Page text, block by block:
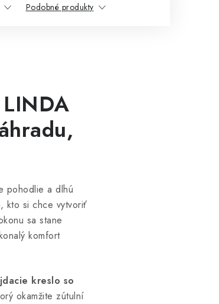
Podobné produkty
pohodlie a dlhú
kto si chce vytvoriť
sa stane
komfort
kreslo so
okamžite zútulní